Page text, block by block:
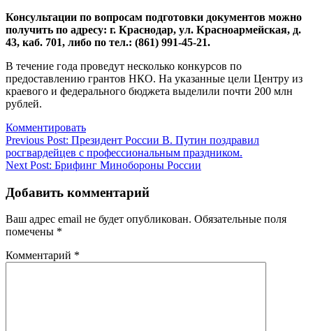
Консультации по вопросам подготовки документов можно
получить по адресу: г. Краснодар, ул. Красноармейская, д.
43, каб. 701, либо по тел.: (861) 991-45-21.
В течение года проведут несколько конкурсов по
предоставлению грантов НКО. На указанные цели Центру из
краевого и федерального бюджета выделили почти 200 млн
рублей.
Комментировать
Навигация
по
Previous Post: Президент России В. Путин поздравил
росгвардейцев с профессиональным праздником.
Next Post: Брифинг Минобороны России
Добавить комментарий
Ваш адрес email не будет опубликован. Обязательные поля
помечены *
Комментарий *